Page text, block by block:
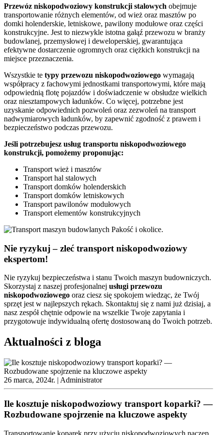
Przewóz niskopodwoziowy konstrukcji stalowych obejmuje
transportowanie różnych elementów, od wież oraz masztów po
domki holenderskie, letniskowe, pawilony modułowe oraz części
konstrukcyjne. Jest to niezwykle istotna gałąź przewozu w branży
budowlanej, przemysłowej i deweloperskiej, gwarantująca
efektywne dostarczenie ogromnych oraz ciężkich konstrukcji na
miejsce przeznaczenia.
Wszystkie te typy przewozu niskopodwoziowego wymagają
współpracy z fachowymi jednostkami transportowymi, które mają
odpowiednią flotę pojazdów i doświadczenie w obsłudze wielkich
oraz niesztampowych ładunków. Co więcej, potrzebne jest
uzyskanie odpowiednich pozwoleń oraz zezwoleń na transport
nadwymiarowych ładunków, by zapewnić zgodność z prawem i
bezpieczeństwo podczas przewozu.
Jeśli potrzebujesz usług transportu niskopodwoziowego
konstrukcji, pomożemy proponując:
Transport wież i masztów
Transport hal stalowych
Transport domków holenderskich
Transport domków letniskowych
Transport pawilonów modułowych
Transport elementów konstrukcyjnych
Nie ryzykuj – zleć transport niskopodwoziowy
ekspertom!
Nie ryzykuj bezpieczeństwa i stanu Twoich maszyn budowniczych.
Skorzystaj z naszej profesjonalnej usługi przewozu
niskopodwoziowego oraz ciesz się spokojem wiedząc, że Twój
sprzęt jest w najlepszych rękach. Skontaktuj się z nami już dzisiaj, a
nasz zespół chętnie odpowie na wszelkie Twoje zapytania i
przygotowuje indywidualną ofertę dostosowaną do Twoich potrzeb.
Aktualności z bloga
26 marca, 2024r. | Administrator
Ile kosztuje niskopodwoziowy transport koparki? —
Rozbudowane spojrzenie na kluczowe aspekty
Transportowanie koparek przy użyciu niskopodwoziowych naczep